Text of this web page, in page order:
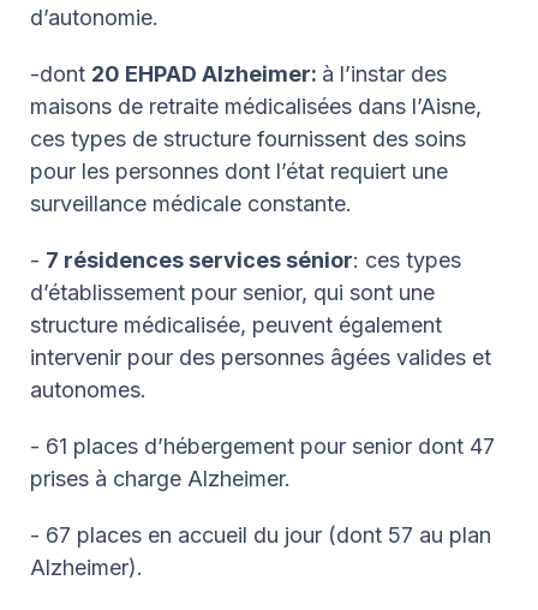
d’autonomie.
-dont 20 EHPAD Alzheimer: à l’instar des
maisons de retraite médicalisées dans l’Aisne,
ces types de structure fournissent des soins
pour les personnes dont l’état requiert une
surveillance médicale constante.
- 7 résidences services sénior: ces types
d’établissement pour senior, qui sont une
structure médicalisée, peuvent également
intervenir pour des personnes âgées valides et
autonomes.
- 61 places d’hébergement pour senior dont 47
prises à charge Alzheimer.
- 67 places en accueil du jour (dont 57 au plan
Alzheimer).